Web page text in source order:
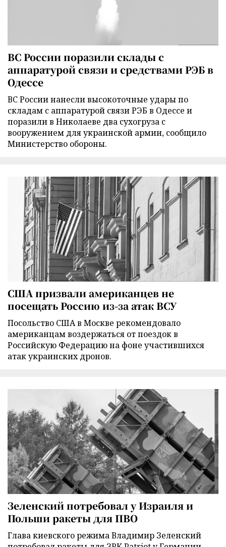
ВС России поразили склады с
аппаратурой связи и средствами РЭБ в
Одессе
ВС России нанесли высокоточные удары по
складам с аппаратурой связи РЭБ в Одессе и
поразили в Николаеве два сухогруза с
вооружением для украинской армии, сообщило
Министерство обороны.
США призвали американцев не
посещать Россию из-за атак ВСУ
Посольство США в Москве рекомендовало
американцам воздержаться от поездок в
Российскую Федерацию на фоне участившихся
атак украинских дронов.
Зеленский потребовал у Израиля и
Польши ракеты для ПВО
Глава киевского режима Владимир Зеленский